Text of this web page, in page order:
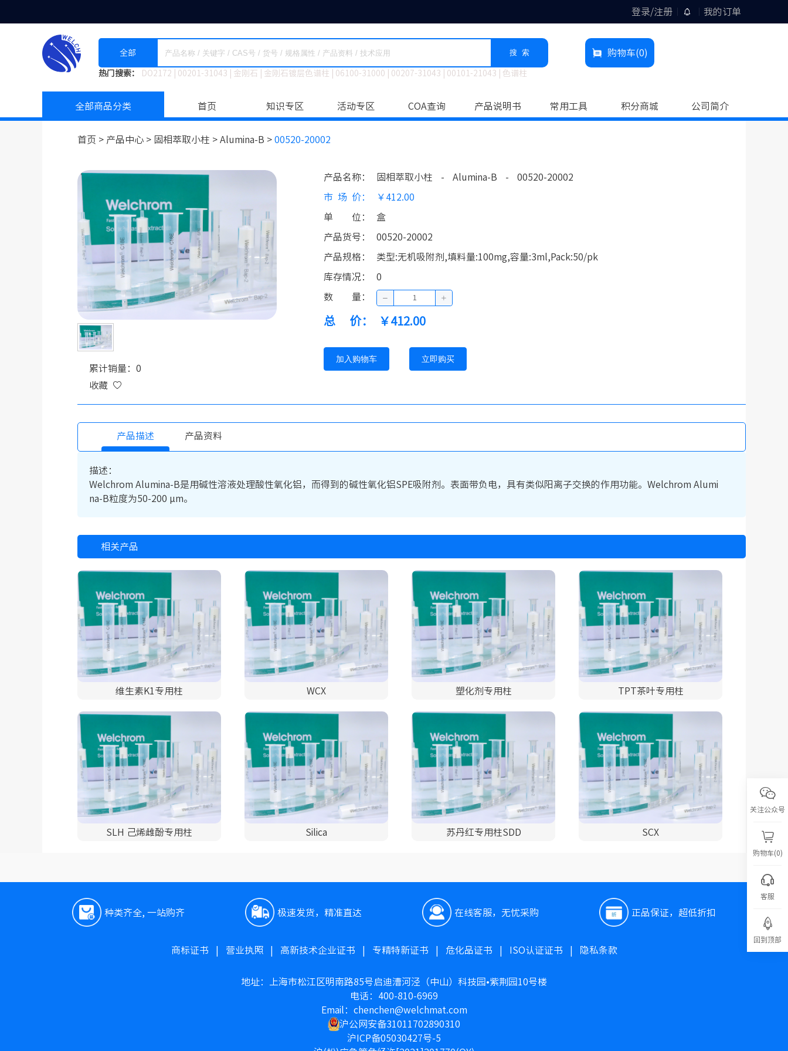
登录/注册 我的订单
全部 搜 索
热门搜索： DO2172 00201-31043 金刚石 金刚石镀层色谱柱 06100-31000 00207-31043 00101-21043 色谱柱
购物车(0)
全部商品分类 首页 知识专区 活动专区 COA查询 产品说明书 常用工具 积分商城 公司简介
首页 > 产品中心 > 固相萃取小柱 > Alumina-B > 00520-20002
累计销量：0
收藏
产品名称： 固相萃取小柱 - Alumina-B - 00520-20002
市场价： ￥412.00
单位 ： 盒
产品货号 ： 00520-20002
产品规格： 类型:无机吸附剂,填料量:100mg,容量:3ml,Pack:50/pk
库存情况 ： 0
数量 ：
总价： ￥412.00
加入购物车 立即购买
产品描述 产品资料
描述：
Welchrom Alumina-B是用碱性溶液处理酸性氧化铝，而得到的碱性氧化铝SPE吸附剂。表面带负电，具有类似阳离子交换的作用功能。Welchrom Alumi
na-B粒度为50-200 µm。
相关产品
维生素K1专用柱 WCX 塑化剂专用柱 TPT茶叶专用柱
SLH 己烯雌酚专用柱 Silica 苏丹红专用柱SDD SCX
种类齐全, 一站购齐 极速发货，精准直达 在线客服，无忧采购 正品保证，超低折扣
商标证书 营业执照| 高新技术企业证书 专精特新证书 危化品证书 ISO认证证书 隐私条款
地址：上海市松江区明南路85号启迪漕河泾（中山）科技园•紫荆园10号楼
电话：400-810-6969
Email：chenchen@welchmat.com
沪公网安备31011702890310
沪ICP备05030427号-5
关注公众号
购物车(0)
客服
回到顶部